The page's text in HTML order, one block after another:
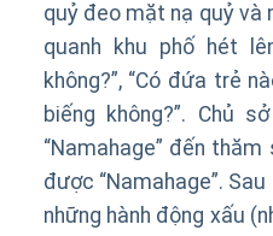
quỷ đeo mặt nạ quỷ và
quanh khu phố hét
không?”, “Có đứa trẻ
biếng không?”. Chủ
“Namahage” đến
được “Namahage”.
những hành động xấu